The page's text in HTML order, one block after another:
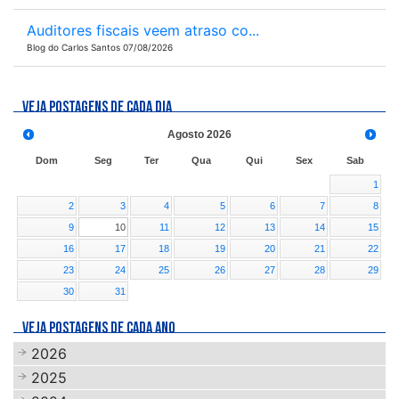
Auditores fiscais veem atraso co...
Blog do Carlos Santos 07/08/2026
VEJA POSTAGENS DE CADA DIA
Agosto 2026
Dom Seg Ter Qua Qui Sex Sab
1
2
3 4 5 6 7
8
9
10 11 12 13 14
15
16
17 18 19 20 21
22
23
24 25 26 27 28
29
30
31
VEJA POSTAGENS DE CADA ANO
2026
2025